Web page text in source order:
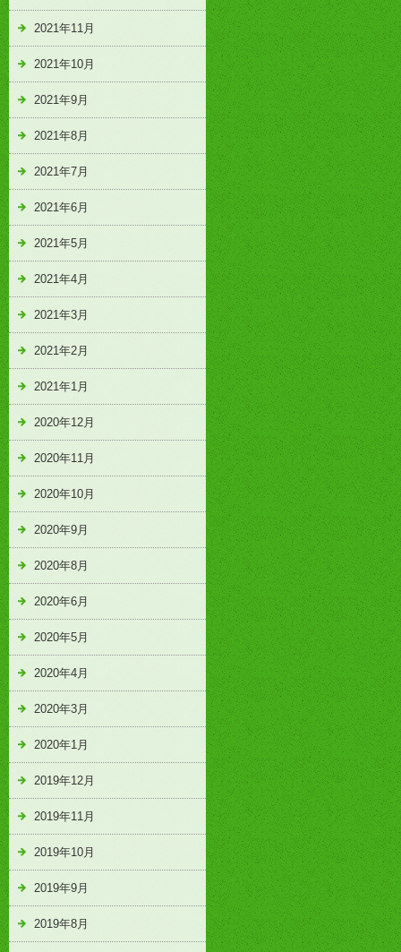
2021年11月
2021年10月
2021年9月
2021年8月
2021年7月
2021年6月
2021年5月
2021年4月
2021年3月
2021年2月
2021年1月
2020年12月
2020年11月
2020年10月
2020年9月
2020年8月
2020年6月
2020年5月
2020年4月
2020年3月
2020年1月
2019年12月
2019年11月
2019年10月
2019年9月
2019年8月